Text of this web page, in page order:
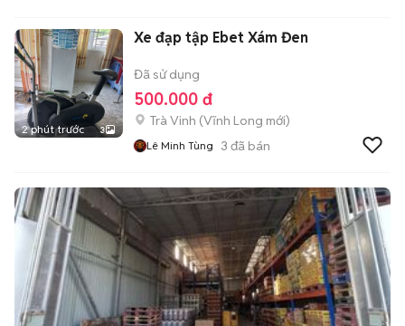
2 phút trước 3
Xe đạp tập Ebet Xám Đen
Đã sử dụng
500.000 đ
Trà Vinh (Vĩnh Long mới)
Lê Minh Tùng 3 đã bán